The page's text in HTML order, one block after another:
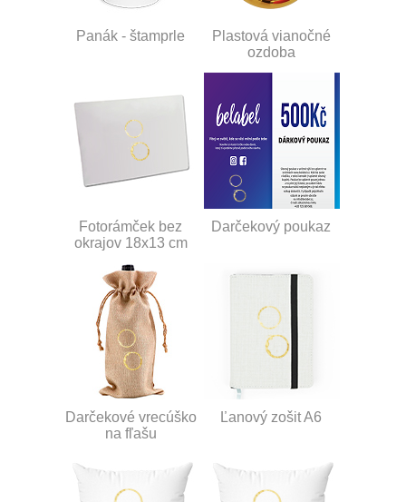
Panák - štamprle
Plastová vianočné
ozdoba
Fotorámček bez
okrajov 18x13 cm
Darčekový poukaz
Darčekové vrecúško
na fľašu
Ľanový zošit A6